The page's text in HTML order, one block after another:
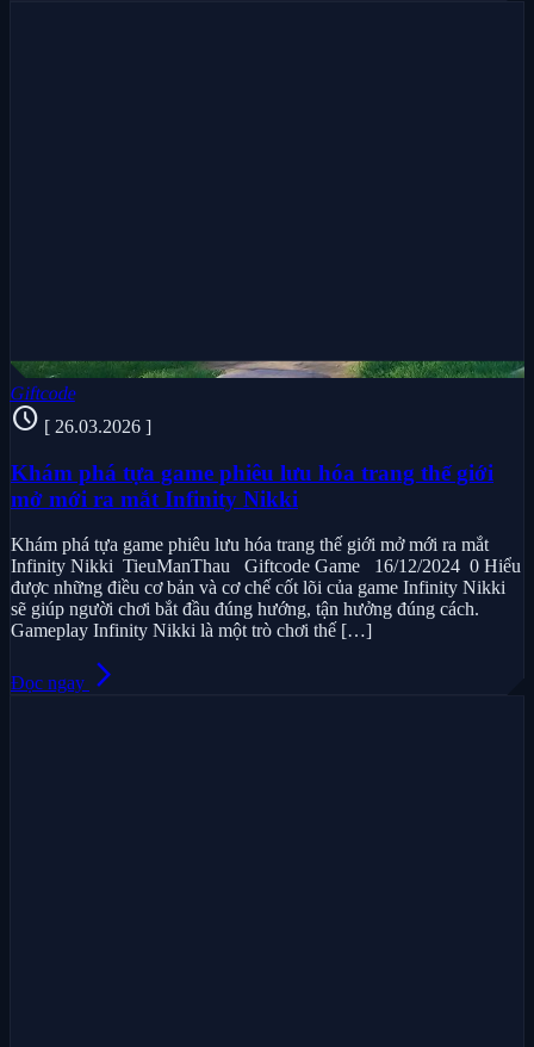
Giftcode
schedule [ 26.03.2026 ]
Khám phá tựa game phiêu lưu hóa trang thế giới
mở mới ra mắt Infinity Nikki
Khám phá tựa game phiêu lưu hóa trang thế giới mở mới ra mắt
Infinity Nikki TieuManThau Giftcode Game 16/12/2024 0 Hiểu
được những điều cơ bản và cơ chế cốt lõi của game Infinity Nikki
sẽ giúp người chơi bắt đầu đúng hướng, tận hưởng đúng cách.
Gameplay Infinity Nikki là một trò chơi thế […]
Đọc ngay arrow_forward_ios